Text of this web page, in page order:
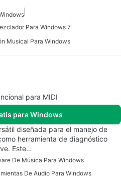
Para Windows 7
Musical Para Windows
para MIDI
para Windows
diseñada para el manejo de
herramienta de diagnóstico
Este…
De Música Para Windows
De Audio Para Windows